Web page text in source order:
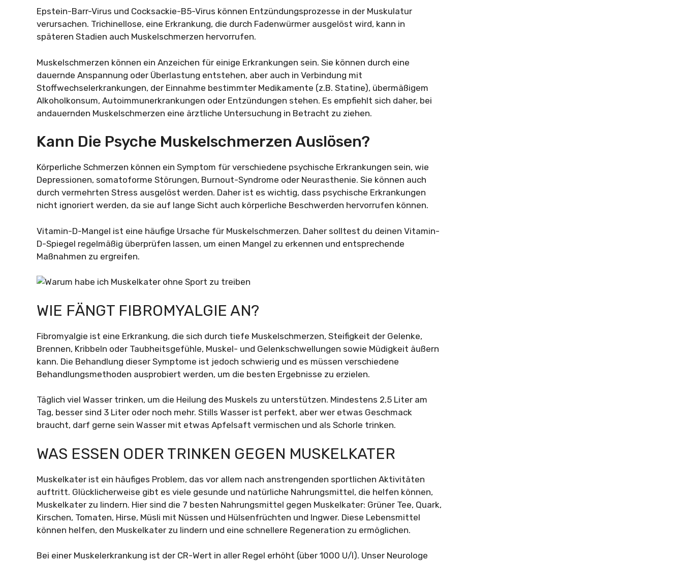
Epstein-Barr-Virus und Cocksackie-B5-Virus können Entzündungsprozesse in der Muskulatur
verursachen. Trichinellose, eine Erkrankung, die durch Fadenwürmer ausgelöst wird, kann in
späteren Stadien auch Muskelschmerzen hervorrufen.
Muskelschmerzen können ein Anzeichen für einige Erkrankungen sein. Sie können durch eine
dauernde Anspannung oder Überlastung entstehen, aber auch in Verbindung mit
Stoffwechselerkrankungen, der Einnahme bestimmter Medikamente (z.B. Statine), übermäßigem
Alkoholkonsum, Autoimmunerkrankungen oder Entzündungen stehen. Es empfiehlt sich daher, bei
andauernden Muskelschmerzen eine ärztliche Untersuchung in Betracht zu ziehen.
Kann Die Psyche Muskelschmerzen Auslösen?
Körperliche Schmerzen können ein Symptom für verschiedene psychische Erkrankungen sein, wie
Depressionen, somatoforme Störungen, Burnout-Syndrome oder Neurasthenie. Sie können auch
durch vermehrten Stress ausgelöst werden. Daher ist es wichtig, dass psychische Erkrankungen
nicht ignoriert werden, da sie auf lange Sicht auch körperliche Beschwerden hervorrufen können.
Vitamin-D-Mangel ist eine häufige Ursache für Muskelschmerzen. Daher solltest du deinen Vitamin-
D-Spiegel regelmäßig überprüfen lassen, um einen Mangel zu erkennen und entsprechende
Maßnahmen zu ergreifen.
WIE FÄNGT FIBROMYALGIE AN?
Fibromyalgie ist eine Erkrankung, die sich durch tiefe Muskelschmerzen, Steifigkeit der Gelenke,
Brennen, Kribbeln oder Taubheitsgefühle, Muskel- und Gelenkschwellungen sowie Müdigkeit äußern
kann. Die Behandlung dieser Symptome ist jedoch schwierig und es müssen verschiedene
Behandlungsmethoden ausprobiert werden, um die besten Ergebnisse zu erzielen.
Täglich viel Wasser trinken, um die Heilung des Muskels zu unterstützen. Mindestens 2,5 Liter am
Tag, besser sind 3 Liter oder noch mehr. Stills Wasser ist perfekt, aber wer etwas Geschmack
braucht, darf gerne sein Wasser mit etwas Apfelsaft vermischen und als Schorle trinken.
WAS ESSEN ODER TRINKEN GEGEN MUSKELKATER
Muskelkater ist ein häufiges Problem, das vor allem nach anstrengenden sportlichen Aktivitäten
auftritt. Glücklicherweise gibt es viele gesunde und natürliche Nahrungsmittel, die helfen können,
Muskelkater zu lindern. Hier sind die 7 besten Nahrungsmittel gegen Muskelkater: Grüner Tee, Quark,
Kirschen, Tomaten, Hirse, Müsli mit Nüssen und Hülsenfrüchten und Ingwer. Diese Lebensmittel
können helfen, den Muskelkater zu lindern und eine schnellere Regeneration zu ermöglichen.
Bei einer Muskelerkrankung ist der CR-Wert in aller Regel erhöht (über 1000 U/l). Unser Neurologe